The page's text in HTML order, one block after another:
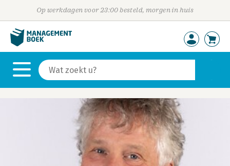
Op werkdagen voor 23:00 besteld, morgen in huis